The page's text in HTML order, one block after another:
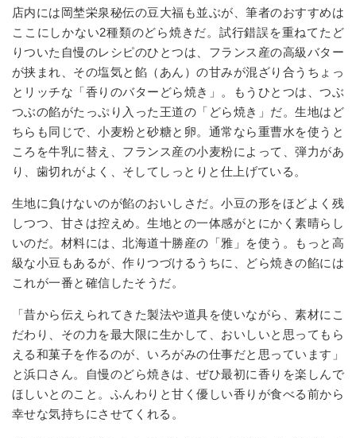
店内には岡埜栄泉秘伝の豆大福も並ぶが、筆者のおすすめは
ここにしかない2種類のどら焼きだ。試行錯誤を重ねてたど
りついた自慢のレシピのひとつは、フランス産の高級バター
が挟まれ、その塩気と餡（あん）の甘みが混ざり合うちょっ
とリッチな「香りのバターどら焼き」。もうひとつは、つぶ
つぶの餡がたっぷり入った王道の「どら焼き」だ。生地はど
ちらも同じで、小麦粉と砂糖と卵。通常なら重曹水を使うと
ころを牛乳に替え、フランス産の小麦粉によって、弾力があ
り、歯切れがよく、そしてしっとりと仕上げている。
生地に負けないのが餡のおいしさだ。小豆の形をほどよく残
しつつ、甘さは控えめ。生地との一体感がとにかく素晴らし
いのだ。材料には、北海道十勝産の「雅」を使う。もっと高
級な小豆もあるが、作りつづけるうちに、どら焼きの餡には
これが一番と確信したそうだ。
「昔から伝えられてきた製法や道具を使いながら、素材にこ
だわり、その力を最大限に生かして、おいしいと思ってもら
える和菓子を作るのが、いろがみの仕事だと思っています」
と浜口さん。自慢のどら焼きは、ぜひ最初に香りを楽しんで
ほしいとのこと。ふんわりと甘く優しい香りが食べる前から
幸せな気持ちにさせてくれる。